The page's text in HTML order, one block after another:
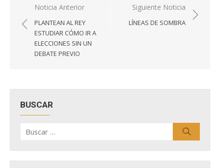
Navegación
de
entradas
Noticia Anterior
PLANTEAN AL REY
ESTUDIAR CÓMO IR A
ELECCIONES SIN UN
DEBATE PREVIO
Siguiente Noticia
LÍNEAS DE SOMBRA
BUSCAR
por: